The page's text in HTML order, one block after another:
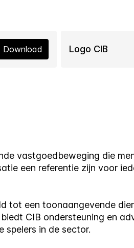
Download Logo CIB
vastgoedbeweging die
een referentie zijn voor
tot een toonaangevende
CIB ondersteuning en
spelers in de sector.